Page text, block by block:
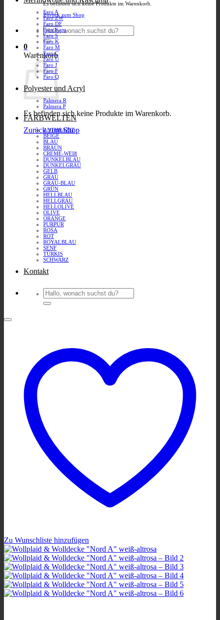
Es befinden sich keine Produkte im Warenkorb.
Zurück zum Shop
Suchen
nach:
0
Warenkorb
Es befinden sich keine Produkte im Warenkorb.
Zurück zum Shop
Faro A
Faro ZW
Faro DF
Faro Karo
Faro S
Faro K
Faro M
Faro C
Faro U
Faro J
Faro F
Faro Q
Polyester und Acryl
Palmera R
Palmera P
FARBWELTEN
ANTHRAZIT
BEIGE
BLAU
BRAUN
CREME-WEIß
DUNKELBLAU
DUNKELGRAU
GELB
GRAU
GRAU-BLAU
GRÜN
HELLBLAU
HELLGRAU
HELLOLIVE
OLIVE
ORANGE
PURPUR
ROSA
ROT
ROYALBLAU
SENF
TÜRKIS
SCHWARZ
Kontakt
Suchen
nach:
Zu Wunschliste hinzufügen